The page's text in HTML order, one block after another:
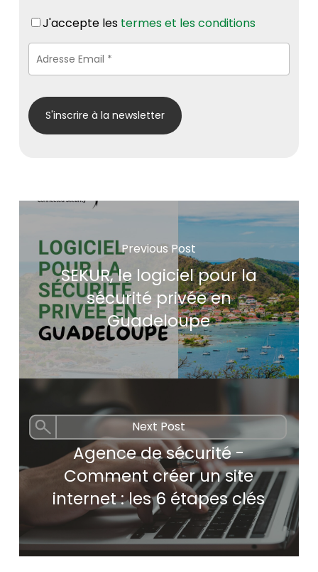
J'accepte les termes et les conditions
Previous Post
SEKUR, le logiciel pour la
sécurité privée en
Guadeloupe
Next Post
Agence de sécurité -
Comment créer un site
internet : les 6 étapes clés